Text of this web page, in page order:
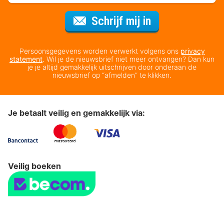
Schrijf mij in
Persoonsgegevens worden verwerkt volgens ons privacy
statement. Wil je de nieuwsbrief niet meer ontvangen? Dan kun
je je altijd gemakkelijk uitschrijven door onderaan de
nieuwsbrief op “afmelden” te klikken.
Je betaalt veilig en gemakkelijk via:
Veilig boeken